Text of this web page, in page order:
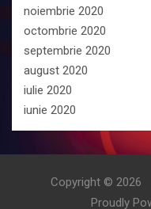
noiembrie 2020
octombrie 2020
septembrie 2020
august 2020
iulie 2020
iunie 2020
Copyright © 2026
Proudly